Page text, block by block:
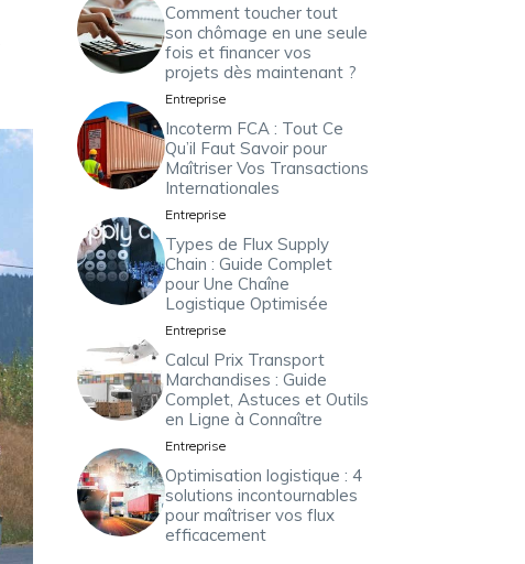
Comment toucher tout
son chômage en une seule
fois et financer vos
projets dès maintenant ?
Entreprise
Incoterm FCA : Tout Ce
Qu’il Faut Savoir pour
Maîtriser Vos Transactions
Internationales
Entreprise
Types de Flux Supply
Chain : Guide Complet
pour Une Chaîne
Logistique Optimisée
Entreprise
Calcul Prix Transport
Marchandises : Guide
Complet, Astuces et Outils
en Ligne à Connaître
Entreprise
Optimisation logistique : 4
solutions incontournables
pour maîtriser vos flux
efficacement